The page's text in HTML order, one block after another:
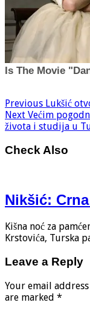
Previous Lukšić
Next Većim
života i studija u
Check Also
Nikšić:
Kišna noć za
Krstovića, Turska
Leave a Reply
Your email
are marked *